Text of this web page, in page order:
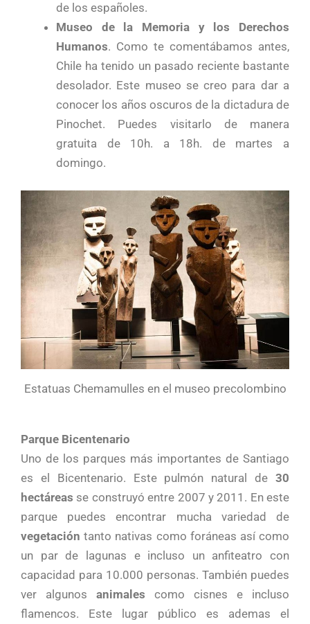
de los españoles.
Museo de la Memoria y los Derechos
Humanos. Como te comentábamos antes,
Chile ha tenido un pasado reciente bastante
desolador. Este museo se creo para dar a
conocer los años oscuros de la dictadura de
Pinochet. Puedes visitarlo de manera
gratuita de 10h. a 18h. de martes a
domingo.
Estatuas Chemamulles en el museo precolombino
Parque Bicentenario
Uno de los parques más importantes de Santiago
es el Bicentenario. Este pulmón natural de 30
hectáreas se construyó entre 2007 y 2011. En este
parque puedes encontrar mucha variedad de
vegetación tanto nativas como foráneas así como
un par de lagunas e incluso un anfiteatro con
capacidad para 10.000 personas. También puedes
ver algunos animales como cisnes e incluso
flamencos. Este lugar público es ademas el